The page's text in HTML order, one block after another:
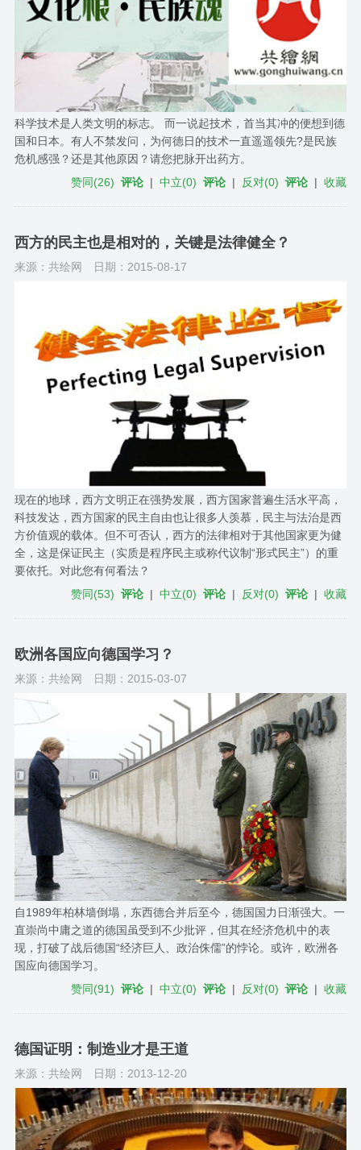
科学技术是人类文明的标志。 而一说起技术，首当其冲的便想到德
国和日本。有人不禁发问，为何德日的技术一直遥遥领先?是民族
危机感强？还是其他原因？请您把脉开出药方。
赞同(26) 评论 |中立(0) 评论 | 反对(0) 评论 |收藏
西方的民主也是相对的，关键是法律健全？
来源：共绘网 日期：2015-08-17
现在的地球，西方文明正在强势发展，西方国家普遍生活水平高，
科技发达，西方国家的民主自由也让很多人羡慕，民主与法治是西
方价值观的载体。但不可否认，西方的法律相对于其他国家更为健
全，这是保证民主（实质是程序民主或称代议制“形式民主”）的重
要依托。对此您有何看法？
赞同(53) 评论 |中立(0) 评论 | 反对(0) 评论 |收藏
欧洲各国应向德国学习？
来源：共绘网 日期：2015-03-07
自1989年柏林墙倒塌，东西德合并后至今，德国国力日渐强大。一
直崇尚中庸之道的德国虽受到不少批评，但其在经济危机中的表
现，打破了战后德国“经济巨人、政治侏儒”的悖论。或许，欧洲各
国应向德国学习。
赞同(91) 评论 |中立(0) 评论 | 反对(0) 评论 |收藏
德国证明：制造业才是王道
来源：共绘网 日期：2013-12-20